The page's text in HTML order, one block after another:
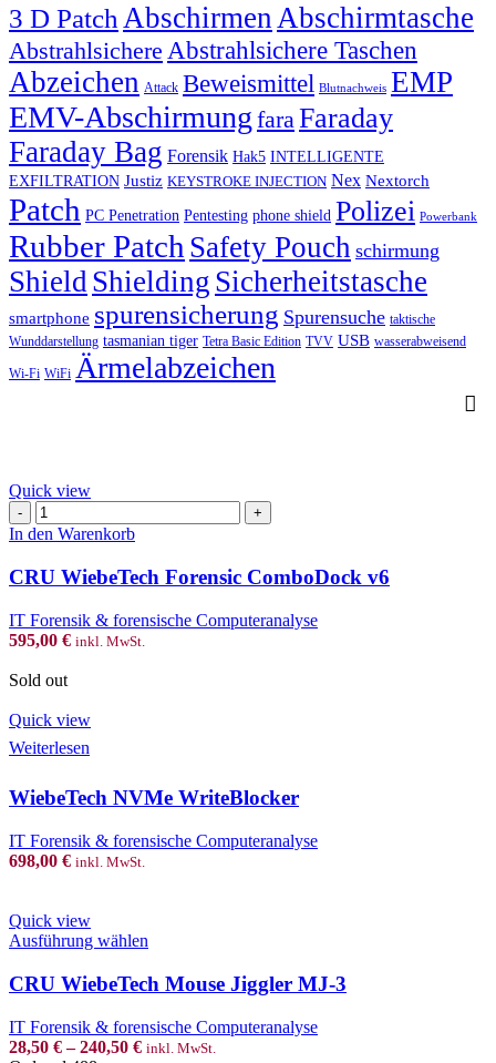
3 D Patch AbschirmenAbschirmtasche
Abstrahlsichere Abstrahlsichere Taschen
Abzeichen Attack Beweismittel Blutnachweis EMP
EMV-Abschirmung faraFaraday
Faraday Bag Forensik Hak5 INTELLIGENTE
EXFILTRATION Justiz KEYSTROKE INJECTION Nex Nextorch
Patch PC Penetration Pentesting phone shield Polizei Powerbank
Rubber Patch Safety Pouch schirmung
ShieldShielding Sicherheitstasche
smartphone spurensicherung Spurensuche taktische
Wunddarstellung tasmanian tiger Tetra Basic Edition TVV USB wasserabweisend
Wi-Fi WiFi Ärmelabzeichen
Quick view
CRU
WiebeTech
ComboDock
v6
In den Warenkorb
CRU WiebeTech Forensic ComboDock v6
IT Forensik & forensische Computeranalyse
595,00 € inkl. MwSt.
Sold out
Quick view
Weiterlesen
WiebeTech NVMe WriteBlocker
IT Forensik & forensische Computeranalyse
698,00 € inkl. MwSt.
Quick view
Ausführung wählen
has
multiple
variants.
The
CRU WiebeTech Mouse Jiggler MJ-3
IT Forensik & forensische Computeranalyse
28,50 €–240,50 € inkl. MwSt.